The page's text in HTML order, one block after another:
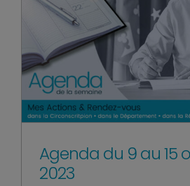
Agenda du 9 au 15
2023